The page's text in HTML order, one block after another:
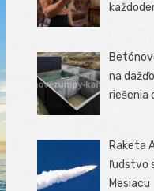
na
riešenia
Raketa
ľudstvo
Mesiacu